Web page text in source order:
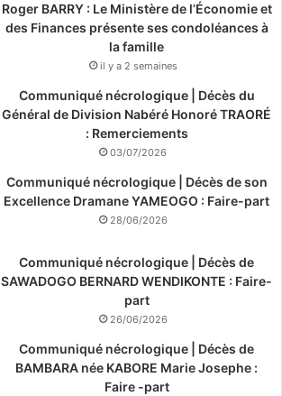
Roger BARRY : Le Ministère de l’Économie et
des Finances présente ses condoléances à
la famille
il y a 2 semaines
Communiqué nécrologique | Décès du
Général de Division Nabéré Honoré TRAORÉ
: Remerciements
03/07/2026
Communiqué nécrologique | Décès de son
Excellence Dramane YAMEOGO : Faire-part
28/06/2026
Communiqué nécrologique | Décès de
SAWADOGO BERNARD WENDIKONTE : Faire-
part
26/06/2026
Communiqué nécrologique | Décès de
BAMBARA née KABORE Marie Josephe :
Faire -part